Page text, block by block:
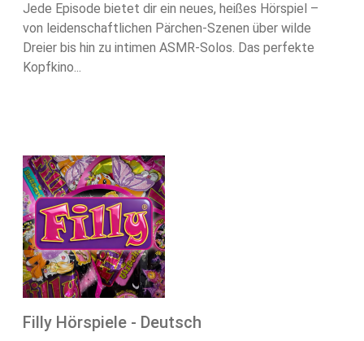
Jede Episode bietet dir ein neues, heißes Hörspiel –
von leidenschaftlichen Pärchen-Szenen über wilde
Dreier bis hin zu intimen ASMR-Solos. Das perfekte
Kopfkino...
Filly Hörspiele - Deutsch